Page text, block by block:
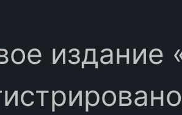
издание